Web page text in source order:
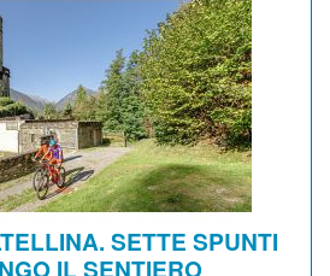
SETTE SPUNTI
IL SENTIERO